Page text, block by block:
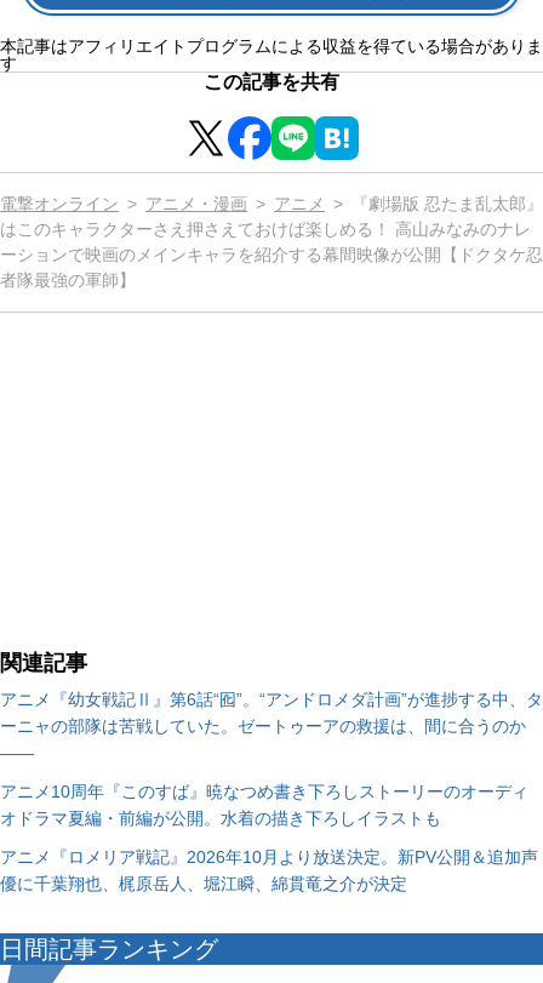
本記事はアフィリエイトプログラムによる収益を得ている場合がありま
す
この記事を共有
電撃オンライン アニメ・漫画 アニメ
『劇場版 忍たま乱太郎』
はこのキャラクターさえ押さえておけば楽しめる！ 高山みなみのナレ
ーションで映画のメインキャラを紹介する幕間映像が公開【ドクタケ忍
者隊最強の軍師】
関連記事
アニメ『幼女戦記Ⅱ』第6話“囮”。“アンドロメダ計画”が進捗する中、タ
ーニャの部隊は苦戦していた。ゼートゥーアの救援は、間に合うのか
――
アニメ10周年『このすば』暁なつめ書き下ろしストーリーのオーディ
オドラマ夏編・前編が公開。水着の描き下ろしイラストも
アニメ『ロメリア戦記』2026年10月より放送決定。新PV公開＆追加声
優に千葉翔也、梶原岳人、堀江瞬、綿貫竜之介が決定
日間記事ランキング